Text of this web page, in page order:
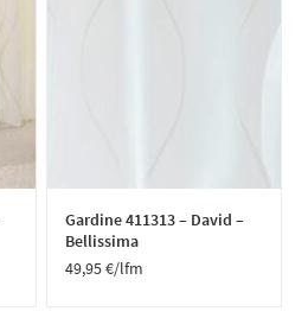
Gardine 411313 – David –
Bellissima
49,95€/lfm